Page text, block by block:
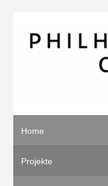
Home
Projekte